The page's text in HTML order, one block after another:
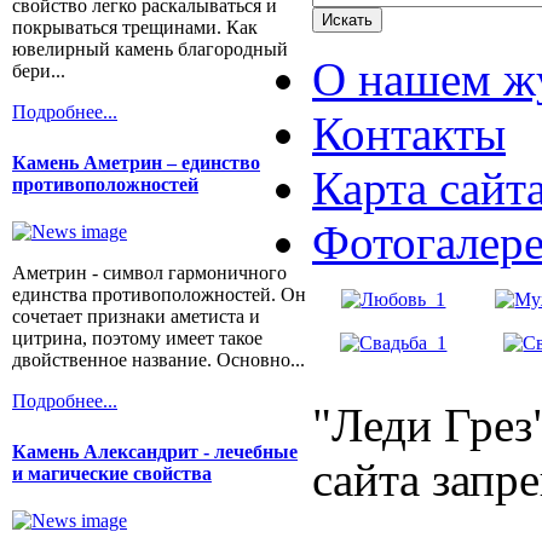
свойство легко раскалываться и
покрываться трещинами. Как
ювелирный камень благородный
бери...
Подробнее...
Камень Аметрин – единство
противоположностей
Аметрин - символ гармоничного
единства противоположностей. Он
сочетает признаки аметиста и
цитрина, поэтому имеет такое
двойственное название. Основно...
Подробнее...
Камень Александрит - лечебные
и магические свойства
О нашем
Контакты
Карта
"Леди
сайта